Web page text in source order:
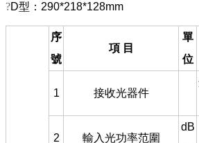
?D型：290*218*128mm
序
號
項 目
單
位
1 接收光器件
2 輸入光功率范圍
dB